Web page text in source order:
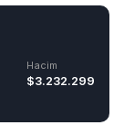
Hacim
$3.232.299